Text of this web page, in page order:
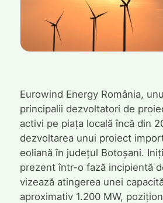
Eurowind Energy România,
principalii dezvoltatori de
activi pe piața locală încă din
dezvoltarea unui proiect
eoliană în județul Botoșani.
prezent într-o fază incipientă
vizează atingerea unei
aproximativ 1.200 MW,